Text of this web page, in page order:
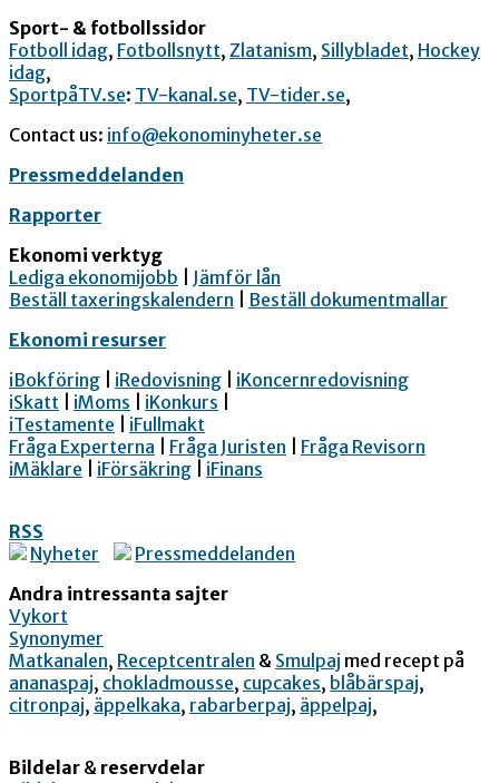
Sport- & fotbollssidor
Fotboll idag, Fotbollsnytt, Zlatanism, Sillybladet, Hockey
idag,
SportpåTV.se: TV-kanal.se, TV-tider.se,
Contact us: info@ekonominyheter.se
Pressmeddelanden
Rapporter
Ekonomi verktyg
Lediga ekonomijobb
Jämför lån
Beställ taxeringskalendern
Beställ dokumentmallar
Ekonomi resurser
iBokföring
iRedovisning
iKoncernredovisning
iSkatt
iMoms iKonkurs
iTestamente
iFullmakt
Fråga Experterna
Fråga Juristen
Fråga Revisorn
iMäklare
iFörsäkring iFinans
RSS
Nyheter
Pressmeddelanden
Andra intressanta sajter
Vykort
Synonymer
Matkanalen, Receptcentralen & Smulpaj med recept på
ananaspaj, chokladmousse, cupcakes, blåbärspaj,
citronpaj, äppelkaka, rabarberpaj, äppelpaj,
Bildelar & reservdelar